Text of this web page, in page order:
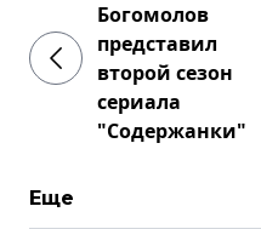
Богомолов
представил
второй сезон
сериала
"Содержанки"
Еще